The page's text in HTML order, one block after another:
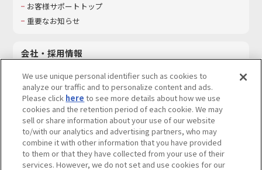
お客様サポートトップ
重要なお知らせ
会社・採用情報
採用情報
サステナビリティ
お問い合わせ
ウェブサイトご利用条件 ソーシャルメディアポリシー
We use unique personal identifier such as cookies to
analyze our traffic and to personalize content and ads.
Please click here to see more details about how we use
cookies and the retention period of each cookie. We may
sell or share information about your use of our website
to/with our analytics and advertising partners, who may
combine it with other information that you have provided
to them or that they have collected from your use of their
services. However, we do not set and use cookies for our